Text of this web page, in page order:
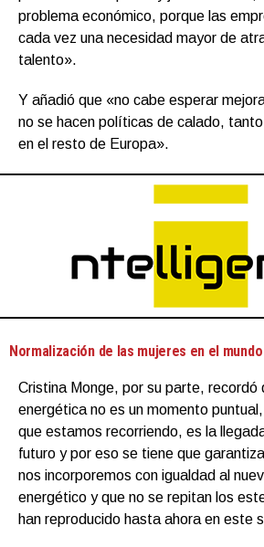
problema económico, porque las
cada vez una necesidad mayor de
talento».
Y añadió que «no cabe esperar
no se hacen políticas de calado,
en el resto de Europa».
Normalización de las mujeres en el
Cristina Monge, por su parte, recordó
energética no es un momento
que estamos recorriendo, es la
futuro y por eso se tiene que
nos incorporemos con igualdad al
energético y que no se repitan los
han reproducido hasta ahora en este